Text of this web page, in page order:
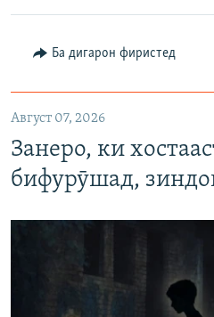
Ба дигарон фиристед
Август 07, 2026
Занеро, ки
бифурӯшад,